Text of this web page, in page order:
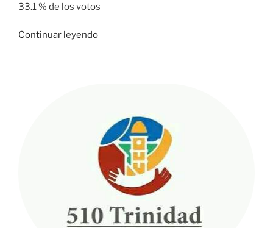
33.1 % de los votos
Continuar leyendo«Laurentino
Panamá»